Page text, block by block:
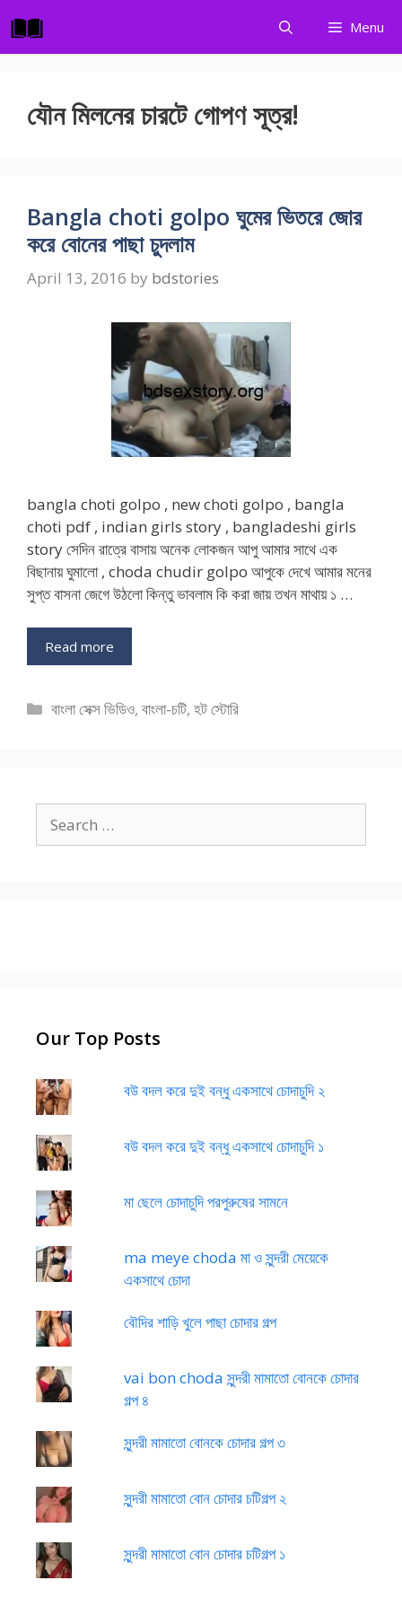
to
content
Menu
যৌন মিলনের চারটে গোপণ সূত্র!
Bangla choti golpo ঘুমের ভিতরে জোর
করে বোনের পাছা চুদলাম
April 13, 2016 by bdstories
bangla choti golpo , new choti golpo , bangla
choti pdf , indian girls story , bangladeshi girls
story সেদিন রাত্রে বাসায় অনেক লোকজন আপু আমার সাথে এক
বিছানায় ঘুমালো , choda chudir golpo আপুকে দেখে আমার মনের
সুপ্ত বাসনা জেগে উঠলো কিন্তু ভাবলাম কি করা জায় তখন মাথায় ১ …
Read more
Categories
বাংলা সেক্স ভিডিও,বাংলা-চটি,হট স্টোরি
for:
Our Top Posts
বউ বদল করে দুই বন্ধু একসাথে চোদাচুদি ২
বউ বদল করে দুই বন্ধু একসাথে চোদাচুদি ১
মা ছেলে চোদাচুদি পরপুরুষের সামনে
ma meye choda মা ও সুন্দরী মেয়েকে
একসাথে চোদা
বৌদির শাড়ি খুলে পাছা চোদার গল্প
vai bon choda সুন্দরী মামাতো বোনকে চোদার
গল্প ৪
সুন্দরী মামাতো বোনকে চোদার গল্প ৩
সুন্দরী মামাতো বোন চোদার চটিগল্প ২
সুন্দরী মামাতো বোন চোদার চটিগল্প ১